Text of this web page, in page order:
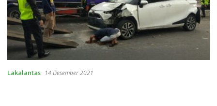
Lakalantas 14 Desember 2021